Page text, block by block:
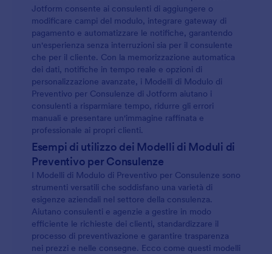
Jotform consente ai consulenti di aggiungere o
modificare campi del modulo, integrare gateway di
pagamento e automatizzare le notifiche, garantendo
un'esperienza senza interruzioni sia per il consulente
che per il cliente. Con la memorizzazione automatica
dei dati, notifiche in tempo reale e opzioni di
personalizzazione avanzate, i Modelli di Modulo di
Preventivo per Consulenze di Jotform aiutano i
consulenti a risparmiare tempo, ridurre gli errori
manuali e presentare un'immagine raffinata e
professionale ai propri clienti.
Esempi di utilizzo dei Modelli di Moduli di
Preventivo per Consulenze
I Modelli di Modulo di Preventivo per Consulenze sono
strumenti versatili che soddisfano una varietà di
esigenze aziendali nel settore della consulenza.
Aiutano consulenti e agenzie a gestire in modo
efficiente le richieste dei clienti, standardizzare il
processo di preventivazione e garantire trasparenza
nei prezzi e nelle consegne. Ecco come questi modelli